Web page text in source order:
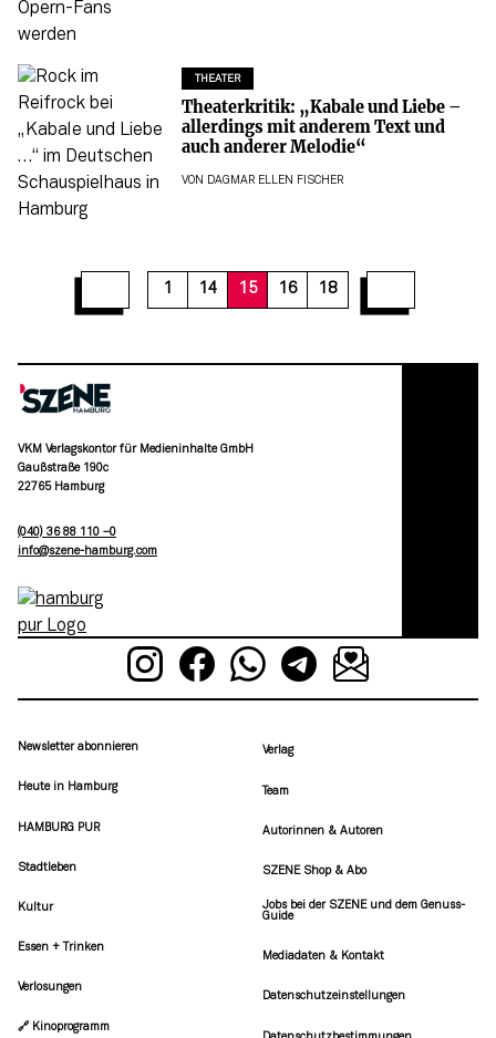
THEATER
Theaterkritik: „Kabale und Liebe –
allerdings mit anderem Text und
auch anderer Melodie“
VON DAGMAR ELLEN FISCHER
1 14 15 16 18
VKM Verlagskontor für Medieninhalte GmbH
Gaußstraße 190c
22765 Hamburg
(040) 36 88 110 –0
moc.grubmah-enezs@ofni
Newsletter abonnieren
Heute in Hamburg
HAMBURG PUR
Stadtleben
Kultur
Essen + Trinken
Verlosungen
🔗 Kinoprogramm
Verlag
Team
Autorinnen & Autoren
SZENE Shop & Abo
Jobs bei der SZENE und dem Genuss-
Guide
Mediadaten & Kontakt
Datenschutzeinstellungen